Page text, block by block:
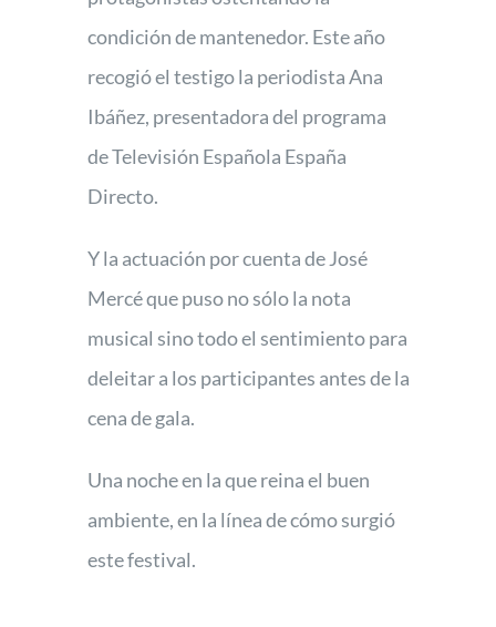
condición de mantenedor. Este año
recogió el testigo la periodista Ana
Ibáñez, presentadora del programa
de Televisión Española España
Directo.
Y la actuación por cuenta de José
Mercé que puso no sólo la nota
musical sino todo el sentimiento para
deleitar a los participantes antes de la
cena de gala.
Una noche en la que reina el buen
ambiente, en la línea de cómo surgió
este festival.